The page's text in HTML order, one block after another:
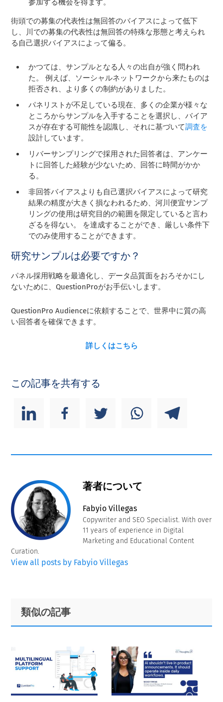
参加する機会を得ます。
街頭での募集の代表性は無回答のバイアスによって低下
し、川での募集の代表性は無回答の特殊な形態と考えられ
る自己選択バイアスによって偏る。
かつては、サンプルとなる人々の出自が強く問われ
た。 例えば、ソーシャルネットワークから来たものは
拒否され、より多くの制約がありました。
パネリストが不足している現在、多くの企業が様々な
ところからサンプルを入手することを選択し、バイア
スが存在する可能性を認識し、それに基づいて調査を
設計しています。
リバーサンプリングで採用された回答者は、アンケー
トに回答した経験が少ないため、回答に時間がかか
る。
非回答バイアスよりも自己選択バイアスによって研究
結果の精度が大きく損なわれるため、河川便宜サンプ
リングの使用は研究目的の範囲を限定していると言わ
ざるを得ない。 を達成することができ、厳しい条件下
でのみ使用することができます。
研究サンプルは必要ですか？
パネル採用戦略を最適化し、データ品質面をおろそかにし
ないために、QuestionProがお手伝いします。
QuestionPro Audienceに依頼することで、世界中に質の高
い回答者を確保できます。
詳しくはこちら
この記事を共有する
著者について
Fabyio Villegas
Copywriter and SEO Specialist. With over
11 years of experience in Digital
Marketing and Educational Content
Curation.
View all posts by Fabyio Villegas
Primary
Sidebar
Footer
類似の記事